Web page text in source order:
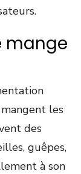
mange
les
des
guêpes,
à son